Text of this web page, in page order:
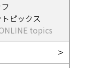
ピックス
topics